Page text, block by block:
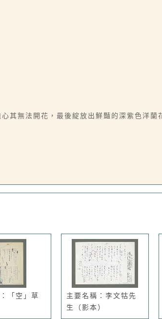
其無法開花，最後綻放出鮮豔的深紫色洋
「空」草
主要名稱：李文牯先
生（影本）